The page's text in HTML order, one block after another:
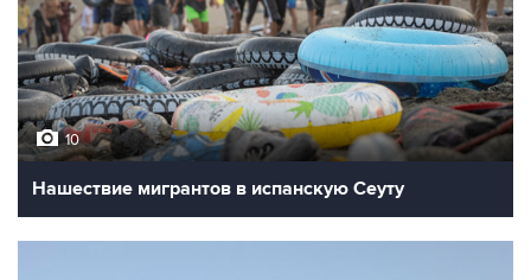
10
Нашествие мигрантов в испанскую Сеуту